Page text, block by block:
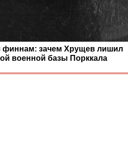
финнам: зачем Хрущев лишил
военной базы Порккала